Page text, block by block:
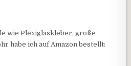
wie Plexiglaskleber, große
habe ich auf Amazon bestellt: